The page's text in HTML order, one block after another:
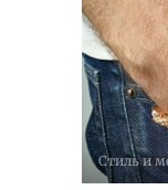
Стиль и